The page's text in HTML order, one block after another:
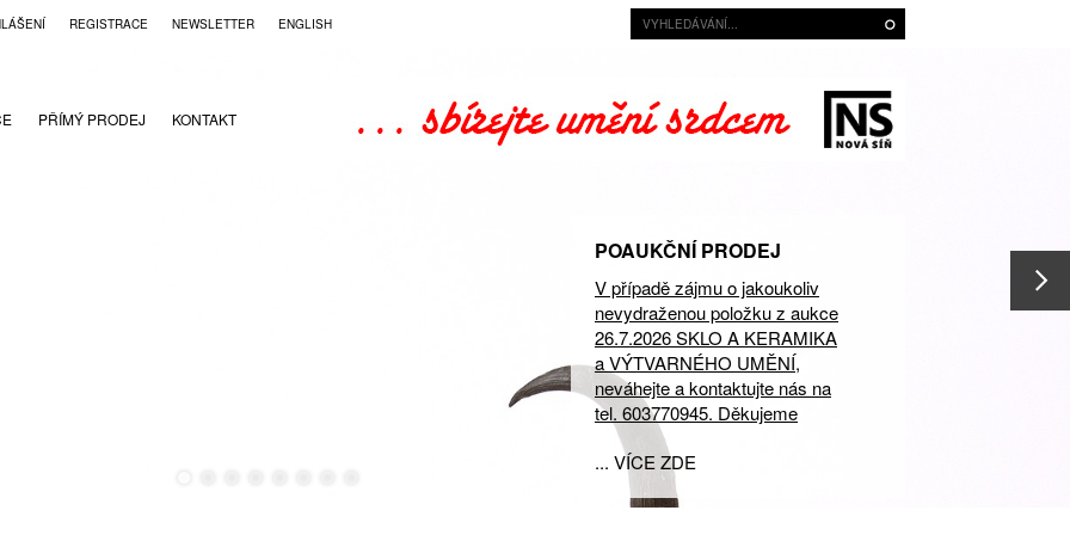
REGISTRACE NEWSLETTER ENGLISH
PŘÍMÝ PRODEJ KONTAKT
POAUKČNÍ PRODEJ
V případě zájmu o jakoukoliv
nevydraženou položku z aukce
26.7.2026 SKLO A KERAMIKA
a VÝTVARNÉHO UMĚNÍ,
neváhejte a kontaktujte nás na
tel. 603770945. Děkujeme
... VÍCE ZDE